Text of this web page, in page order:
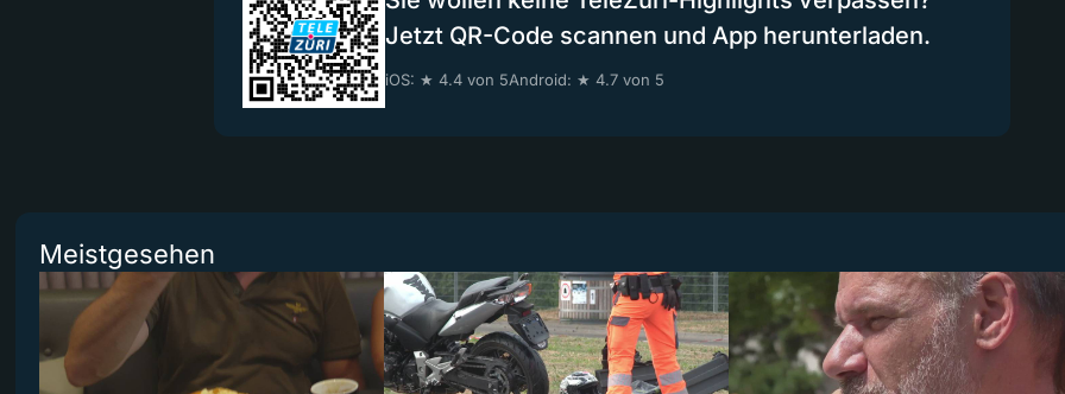
Jetzt QR-Code scannen und App herunterladen.
iOS: ★ 4.4 von 5Android: ★ 4.7 von 5
Meistgesehen